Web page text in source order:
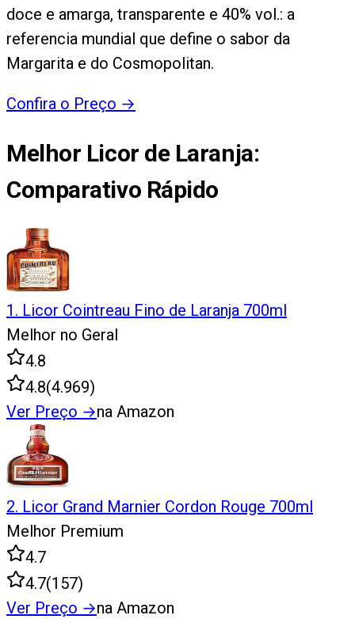
doce e amarga, transparente e 40% vol.: a
referencia mundial que define o sabor da
Margarita e do Cosmopolitan.
Confira o Preço →
Melhor Licor de Laranja:
Comparativo Rápido
1 . Licor Cointreau Fino de Laranja 700ml
Melhor no Geral
4.8
4.8(4.969)
Ver Preço →na Amazon
2. Licor Grand Marnier Cordon Rouge 700ml
Melhor Premium
4.7
4.7(157)
Ver Preço →na Amazon